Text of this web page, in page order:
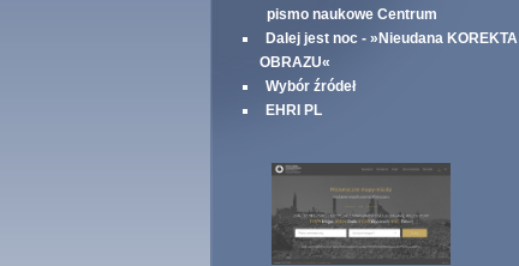
pismo naukowe Centrum
Dalej jest noc - »Nieudana KOREKTA
OBRAZU«
Wybór źródeł
EHRI PL